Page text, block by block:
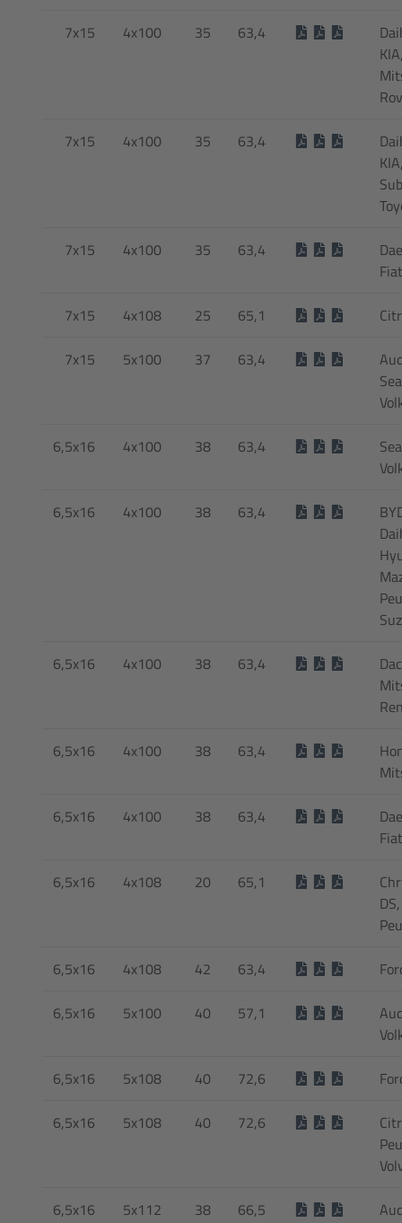
7x15 4x100 35 63,4
7x15 4x100 35 63,4
7x15 4x100 35 63,4
7x15 4x108 25 65,1
7x15 5x100 37 63,4
6,5x16 4x100 38 63,4
6,5x16 4x100 38 63,4
6,5x16 4x100 38 63,4
6,5x16 4x100 38 63,4
6,5x16 4x100 38 63,4
6,5x16 4x108 20 65,1
6,5x16 4x108 42 63,4
6,5x16 5x100 40 57,1
6,5x16 5x108 40 72,6
6,5x16 5x108 40 72,6
6,5x16 5x112 38 66,5